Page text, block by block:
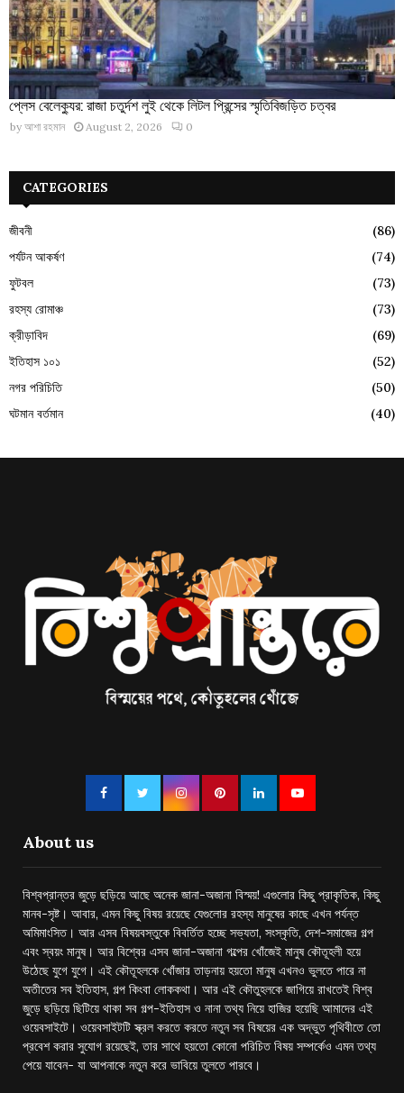
প্লেস বেলেক্যুর: রাজা চতুর্দশ লুই থেকে লিটল প্রিন্সের স্মৃতিবিজড়িত চত্বর
by আশা রহমান August 2, 2026 0
CATEGORIES
জীবনী
(86)
পর্যটন আকর্ষণ
(74)
ফুটবল
(73)
রহস্য রোমাঞ্চ
(73)
ক্রীড়াবিদ
(69)
ইতিহাস ১০১
(52)
নগর পরিচিতি
(50)
ঘটমান বর্তমান
(40)
About us
বিশ্বপ্রান্তর জুড়ে ছড়িয়ে আছে অনেক জানা-অজানা বিস্ময়! এগুলোর কিছু প্রাকৃতিক, কিছু
মানব-সৃষ্ট। আবার, এমন কিছু বিষয় রয়েছে যেগুলোর রহস্য মানুষের কাছে এখন পর্যন্ত
অমিমাংসিত। আর এসব বিষয়বস্তুকে বিবর্তিত হচ্ছে সভ্যতা, সংস্কৃতি, দেশ-সমাজের গল্প
এবং স্বয়ং মানুষ। আর বিশ্বের এসব জানা-অজানা গল্পের খোঁজেই মানুষ কৌতূহলী হয়ে
উঠেছে যুগে যুগে। এই কৌতূহলকে খোঁজার তাড়নায় হয়তো মানুষ এখনও ভুলতে পারে না
অতীতের সব ইতিহাস, গল্প কিংবা লোককথা। আর এই কৌতুহলকে জাগিয়ে রাখতেই বিশ্ব
জুড়ে ছড়িয়ে ছিটিয়ে থাকা সব গল্প-ইতিহাস ও নানা তথ্য নিয়ে হাজির হয়েছি আমাদের এই
ওয়েবসাইটে। ওয়েবসাইটটি স্ক্রল করতে করতে নতুন সব বিষয়ের এক অদ্ভুত পৃথিবীতে তো
প্রবেশ করার সুযোগ রয়েছেই, তার সাথে হয়তো কোনো পরিচিত বিষয় সম্পর্কেও এমন তথ্য
পেয়ে যাবেন- যা আপনাকে নতুন করে ভাবিয়ে তুলতে পারবে।